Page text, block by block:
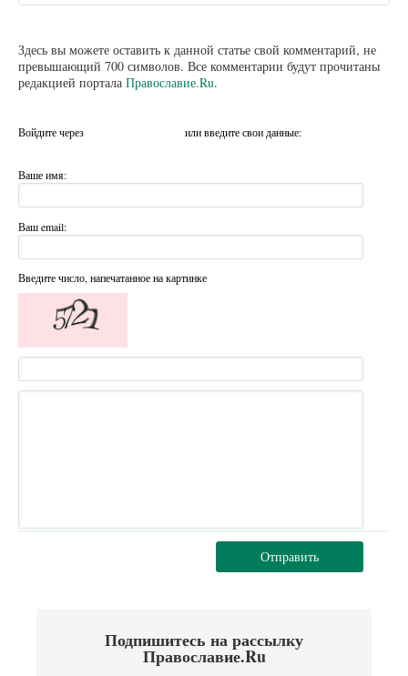
Здесь вы можете оставить к данной статье свой комментарий, не
превышающий 700 символов. Все комментарии будут прочитаны
редакцией портала Православие.Ru.
Войдите через или введите свои данные:
Ваше имя:
Ваш email:
Введите число, напечатанное на картинке
Отправить
Подпишитесь на рассылку
Православие.Ru